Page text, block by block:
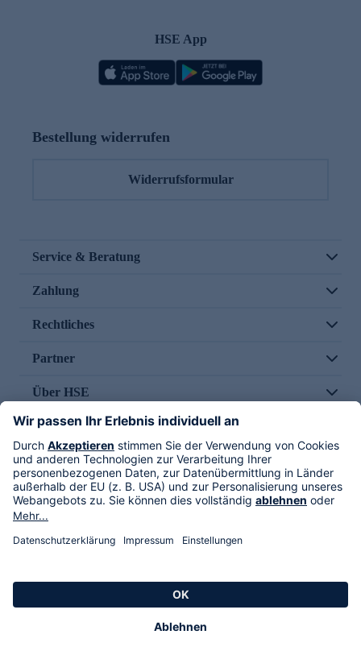
HSE App
Bestellung widerrufen
Widerrufsformular
Service & Beratung
Zahlung
Rechtliches
Partner
Über HSE
Im TV
HSE International